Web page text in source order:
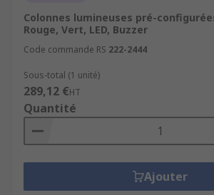
Colonnes lumineuses pré-configurées
Rouge, Vert, LED, Buzzer
Code commande RS 222-2444
Sous-total (1 unité)
289,12 €HT
Quantité
Ajouter